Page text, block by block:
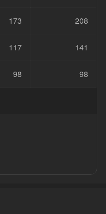
173 208
117 141
98 98